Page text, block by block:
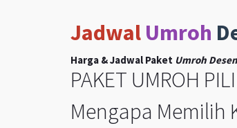
Jadwal Umroh
Harga & Jadwal Paket Umroh
PAKET UMROH
Mengapa Memilih